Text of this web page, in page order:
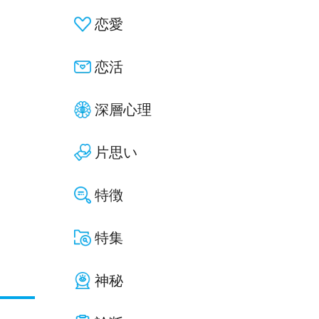
恋愛
恋活
深層心理
片思い
特徴
特集
神秘